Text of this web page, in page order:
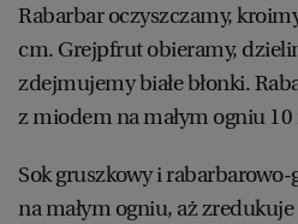
Rabarbar oczyszczamy,
cm. Grejpfrut obieramy,
zdejmujemy białe błonki.
z miodem na małym ogniu
Sok gruszkowy i
na małym ogniu, aż zredukuje